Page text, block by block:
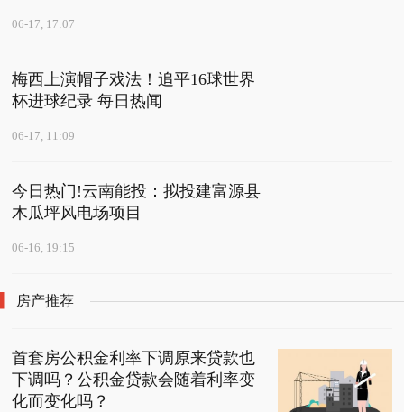
06-17, 17:07
梅西上演帽子戏法！追平16球世界
杯进球纪录 每日热闻
06-17, 11:09
今日热门!云南能投：拟投建富源县
木瓜坪风电场项目
06-16, 19:15
房产推荐
首套房公积金利率下调原来贷款也
下调吗？公积金贷款会随着利率变
化而变化吗？